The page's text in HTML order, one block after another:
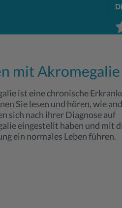
mit Akromegalie
ist eine chronische
Sie lesen und hören, wie
sich nach ihrer Diagnose auf
eingestellt haben und mit
ein normales Leben führen.